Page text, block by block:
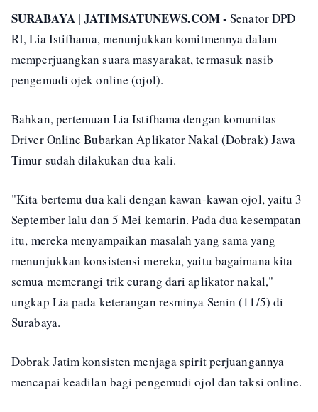
SURABAYA | JATIMSATUNEWS.COM - Senator DPD
RI, Lia Istifhama, menunjukkan komitmennya dalam
memperjuangkan suara masyarakat, termasuk nasib
pengemudi ojek online (ojol).
Bahkan, pertemuan Lia Istifhama dengan komunitas
Driver Online Bubarkan Aplikator Nakal (Dobrak) Jawa
Timur sudah dilakukan dua kali.
"Kita bertemu dua kali dengan kawan-kawan ojol, yaitu 3
September lalu dan 5 Mei kemarin. Pada dua kesempatan
itu, mereka menyampaikan masalah yang sama yang
menunjukkan konsistensi mereka, yaitu bagaimana kita
semua memerangi trik curang dari aplikator nakal,"
ungkap Lia pada keterangan resminya Senin (11/5) di
Surabaya.
Dobrak Jatim konsisten menjaga spirit perjuangannya
mencapai keadilan bagi pengemudi ojol dan taksi online.